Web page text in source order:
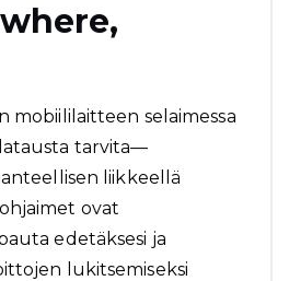
mobiililaitteen selaimessa
tarvita—
liikkeellä
ovat
edetäksesi ja
lukitsemiseksi